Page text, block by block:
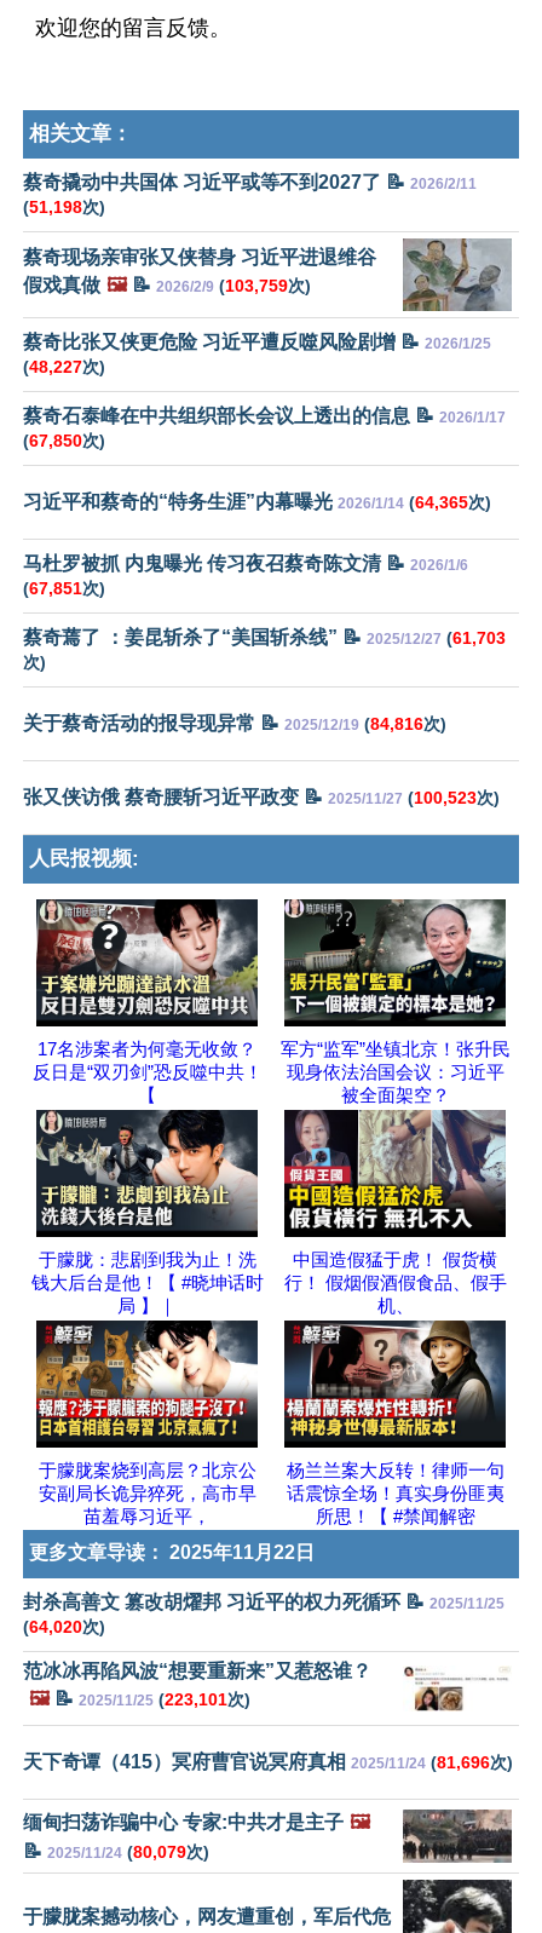
欢迎您的留言反馈。
相关文章：
蔡奇撬动中共国体 习近平或等不到2027了 📝 2026/2/11
(51,198次)
蔡奇现场亲审张又侠替身 习近平进退维谷
假戏真做 🖼️📝 2026/2/9 (103,759次)
蔡奇比张又侠更危险 习近平遭反噬风险剧增 📝 2026/1/25
(48,227次)
蔡奇石泰峰在中共组织部长会议上透出的信息 📝 2026/1/17
(67,850次)
习近平和蔡奇的“特务生涯”内幕曝光 2026/1/14 (64,365次)
马杜罗被抓 内鬼曝光 传习夜召蔡奇陈文清 📝 2026/1/6
(67,851次)
蔡奇蔫了 ：姜昆斩杀了“美国斩杀线” 📝 2025/12/27 (61,703
次)
关于蔡奇活动的报导现异常 📝 2025/12/19 (84,816次)
张又侠访俄 蔡奇腰斩习近平政变 📝 2025/11/27 (100,523次)
人民报视频:
17名涉案者为何毫无收敛？
反日是“双刃剑”恐反噬中共！
【
军方“监军”坐镇北京！张升民
现身依法治国会议：习近平
被全面架空？
于朦胧：悲剧到我为止！洗
钱大后台是他！【 #晓坤话时
局 】｜
中国造假猛于虎！ 假货横
行！ 假烟假酒假食品、假手
机、
于朦胧案烧到高层？北京公
安副局长诡异猝死，高市早
苗羞辱习近平，
杨兰兰案大反转！律师一句
话震惊全场！真实身份匪夷
所思！【 #禁闻解密
更多文章导读： 2025年11月22日
封杀高善文 篡改胡燿邦 习近平的权力死循环 📝 2025/11/25
(64,020次)
范冰冰再陷风波“想要重新来”又惹怒谁？
🖼️📝 2025/11/25 (223,101次)
天下奇谭（415）冥府曹官说冥府真相 2025/11/24 (81,696次)
缅甸扫荡诈骗中心 专家:中共才是主子 🖼️
📝 2025/11/24 (80,079次)
于朦胧案撼动核心，网友遭重创，军后代危